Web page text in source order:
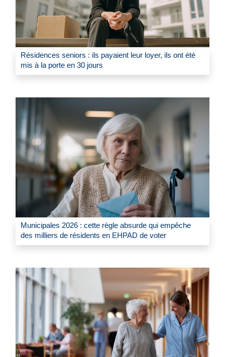
Résidences seniors : ils payaient leur loyer, ils ont été
mis à la porte en 30 jours
Municipales 2026 : cette règle absurde qui empêche
des milliers de résidents en EHPAD de voter